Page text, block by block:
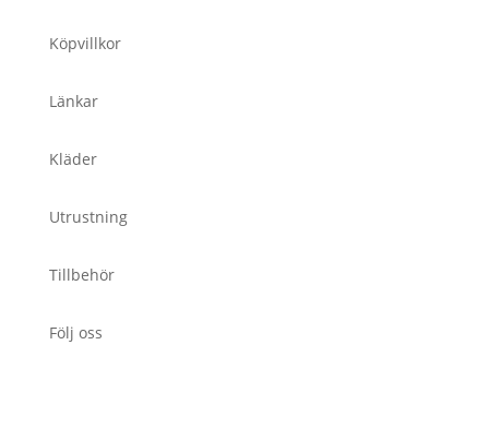
Köpvillkor
Länkar
Kläder
Utrustning
Tillbehör
Följ oss